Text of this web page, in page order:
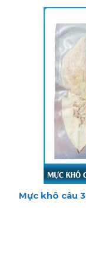
Mực khô câu